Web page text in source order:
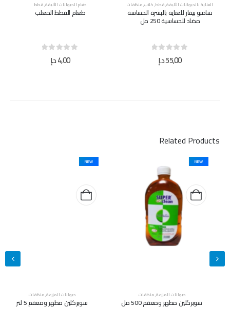
العناية بالحيوانات الأليفة,قطط,كلاب,منظفات
شامبو بيفار للعناية بالبشرة الحساسة
مضاد للحساسية 250 مل
55,00د.إ
طعام الحيوانات الأليفة,قطط
طعام القطط المعلب
4,00د.إ
Related Products
NEW
حيوانات المزرعة,منظفات
سوبركلين مطهر ومعقم 500 مل
NEW
حيوانات المزرعة,منظفات
سوبركلين مطهر ومعقم 5 لتر